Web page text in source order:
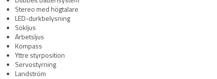
Stereo med högtalare
LED-durkbelysning
Sökljus
Arbetsljus
Kompass
Yttre styrposition
Servostyrning
Landström